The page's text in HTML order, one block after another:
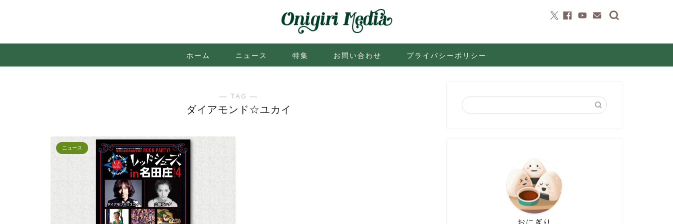
ホーム ニュース 特集 お問い合わせ プライバシーポリシー
― TAG ―
ダイアモンド☆ユカイ
ニュース